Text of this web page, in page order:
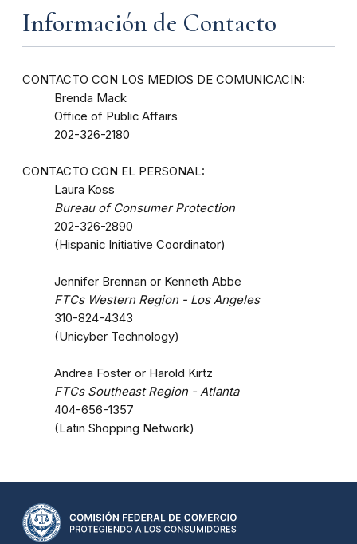
Información de Contacto
CONTACTO CON LOS MEDIOS DE COMUNICACIN:
Brenda Mack
Office of Public Affairs
202-326-2180
CONTACTO CON EL PERSONAL:
Laura Koss
Bureau of Consumer Protection
202-326-2890
(Hispanic Initiative Coordinator)
Jennifer Brennan or Kenneth Abbe
FTCs Western Region - Los Angeles
310-824-4343
(Unicyber Technology)
Andrea Foster or Harold Kirtz
FTCs Southeast Region - Atlanta
404-656-1357
(Latin Shopping Network)